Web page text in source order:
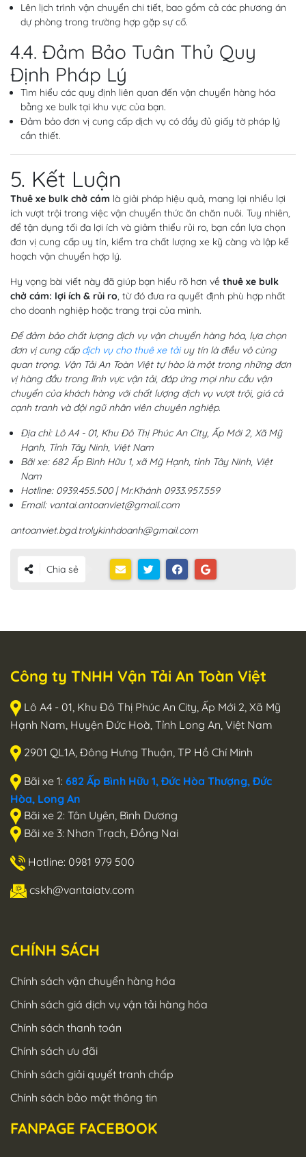
Lên lịch trình vận chuyển chi tiết, bao gồm cả các phương án
dự phòng trong trường hợp gặp sự cố.
4.4. Đảm Bảo Tuân Thủ Quy
Định Pháp Lý
Tìm hiểu các quy định liên quan đến vận chuyển hàng hóa
bằng xe bulk tại khu vực của bạn.
Đảm bảo đơn vị cung cấp dịch vụ có đầy đủ giấy tờ pháp lý
cần thiết.
5. Kết Luận
Thuê xe bulk chở cám là giải pháp hiệu quả, mang lại nhiều lợi
ích vượt trội trong việc vận chuyển thức ăn chăn nuôi. Tuy nhiên,
để tận dụng tối đa lợi ích và giảm thiểu rủi ro, bạn cần lựa chọn
đơn vị cung cấp uy tín, kiểm tra chất lượng xe kỹ càng và lập kế
hoạch vận chuyển hợp lý.
Hy vọng bài viết này đã giúp bạn hiểu rõ hơn về thuê xe bulk
chở cám: lợi ích & rủi ro, từ đó đưa ra quyết định phù hợp nhất
cho doanh nghiệp hoặc trang trại của mình.
Để đảm bảo chất lượng dịch vụ vận chuyển hàng hóa, lựa chọn
đơn vị cung cấpdịch vụ cho thuê xe tảiuy tín là điều vô cùng
quan trọng. Vận Tải An Toàn Việt tự hào là một trong những đơn
vị hàng đầu trong lĩnh vực vận tải, đáp ứng mọi nhu cầu vận
chuyển của khách hàng với chất lượng dịch vụ vượt trội, giá cả
cạnh tranh và đội ngũ nhân viên chuyên nghiệp.
Địa chỉ: Lô A4 - 01, Khu Đô Thị Phúc An City, Ấp Mới 2, Xã Mỹ
Hạnh, Tỉnh Tây Ninh, Việt Nam
Bãi xe: 682 Ấp Bình Hữu 1, xã Mỹ Hạnh, tỉnh Tây Ninh, Việt
Nam
Hotline: 0939.455.500 | Mr.Khánh 0933.957.559
Email: vantai.antoanviet@gmail.com
antoanviet.bgd.trolykinhdoanh@gmail.com
Chia sẻ
Công ty TNHH Vận Tải An Toàn Việt
Lô A4 - 01, Khu Đô Thị Phúc An City, Ấp Mới 2, Xã Mỹ
Hạnh Nam, Huyện Đức Hoà, Tỉnh Long An, Việt Nam
2901 QL1A, Đông Hưng Thuận, TP Hồ Chí Minh
Bãi xe 1: 682 Ấp Bình Hữu 1, Đức Hòa Thượng, Đức
Hòa, Long An
Bãi xe 2: Tân Uyên, Bình Dương
Bãi xe 3: Nhơn Trạch, Đồng Nai
Hotline: 0981 979 500
cskh@vantaiatv.com
CHÍNH SÁCH
Chính sách vận chuyển hàng hóa
Chính sách giá dịch vụ vận tải hàng hóa
Chính sách thanh toán
Chính sách ưu đãi
Chính sách giải quyết tranh chấp
Chính sách bảo mật thông tin
FANPAGE FACEBOOK